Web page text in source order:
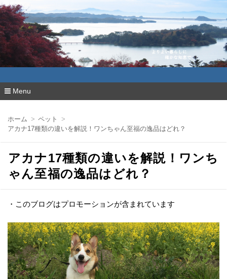
よりよい暮らしに確かな知恵で
Menu
ツ
ホーム
ペット
アカナ17種類の違いを解説！ワンちゃん至福の逸品はどれ？
アカナ17種類の違いを解説！ワンち
ゃん至福の逸品はどれ？
・このブログはプロモーションが含まれています